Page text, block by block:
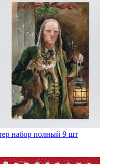
набор полный 9 шт